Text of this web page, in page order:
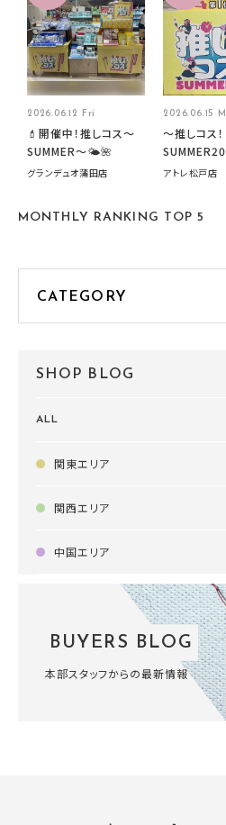
2026.06.12 Fri
💄開催中！推しコス〜
SUMMER〜🌤️🌺
グランデュオ蒲田店
2026.06.15
～推しコス！
中です！
アトレ松戸店
MONTHLY RANKING TOP 5
SHOP BLOG
ALL
関東エリア
関西エリア
中国エリア
BUYERS BLOG
本部スタッフからの最新情報